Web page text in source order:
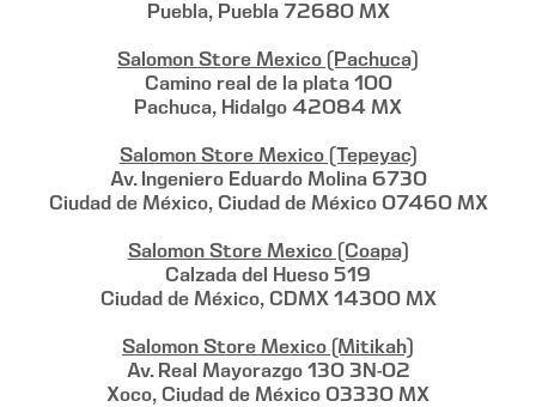
Puebla, Puebla 72680 MX
Salomon Store Mexico (Pachuca)
Camino real de la plata 100
Pachuca, Hidalgo 42084 MX
Salomon Store Mexico (Tepeyac)
Av. Ingeniero Eduardo Molina 6730
Ciudad de México, Ciudad de México 07460 MX
Salomon Store Mexico (Coapa)
Calzada del Hueso 519
Ciudad de México, CDMX 14300 MX
Salomon Store Mexico (Mitikah)
Av. Real Mayorazgo 130 3N-02
Xoco, Ciudad de México 03330 MX